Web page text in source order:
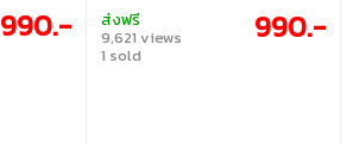
990.- ส่งฟรี
9,621 views
1 sold
990.-